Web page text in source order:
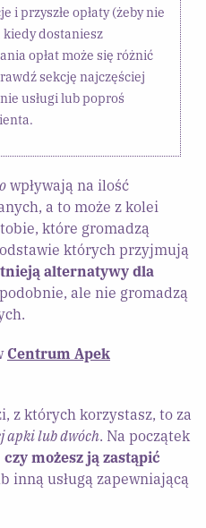
i przyszłe opłaty (żeby nie
dostaniesz
opłat może się różnić
sekcję najczęściej
usługi lub poproś
wpływają na ilość
a to może z kolei
które gromadzą
których przyjmują
alternatywy dla
ale nie gromadzą
Centrum Apek
z których korzystasz, to za
apki lub dwóch. Na początek
czy możesz ją zastąpić
inną usługą zapewniającą